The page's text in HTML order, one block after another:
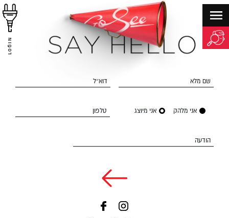
LOGIN
שם מלא דוא״ל
אני מלהק אני מיוצג טלפון
הודעה